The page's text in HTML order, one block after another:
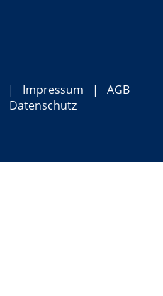
Impressum
AGB
Datenschutz